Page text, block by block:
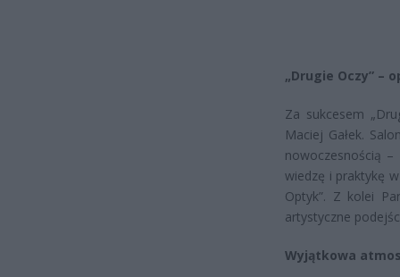
„Drugie Oczy” –
Za sukcesem
Maciej Gałek.
nowoczesnością
wiedzę i praktykę
Optyk”. Z kolei
artystyczne
Wyjątkowa